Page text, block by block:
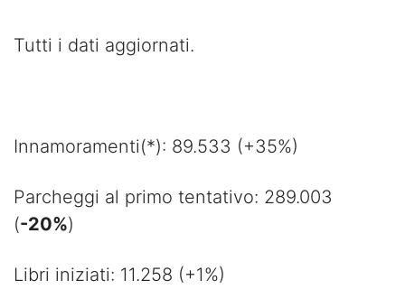
Tutti i dati aggiornati.
Innamoramenti(*): 89.533 (+35%)
Parcheggi al primo tentativo: 289.003
(-20%)
Libri iniziati: 11.258 (+1%)